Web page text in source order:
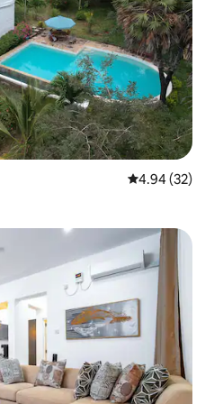
5 ರಲ್ಲಿ 4.94
4.94 (32)